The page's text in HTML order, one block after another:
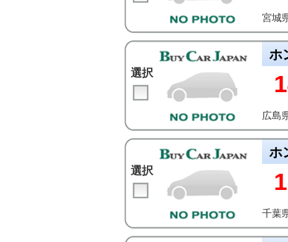
宮城
選択
ホ
広島
選択
ホ
千葉